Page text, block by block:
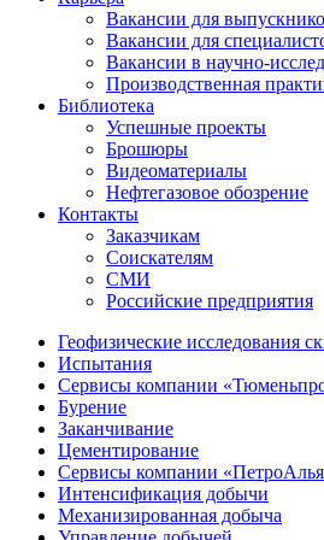
Вакансии для
Вакансии для
Вакансии в научно-
Производственная
Библиотека
Успешные проекты
Брошюры
Видеоматериалы
Нефтегазовое обозрение
Контакты
Заказчикам
Соискателям
СМИ
Российские предприятия
Геофизические исследования
Испытания
Сервисы компании
Бурение
Заканчивание
Цементирование
Сервисы компании
Интенсификация добычи
Механизированная добыча